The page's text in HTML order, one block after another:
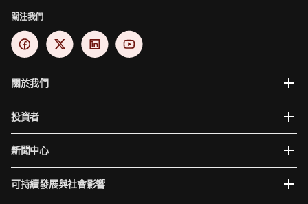
關注我們
關於我們
投資者
新聞中心
可持續發展與社會影響